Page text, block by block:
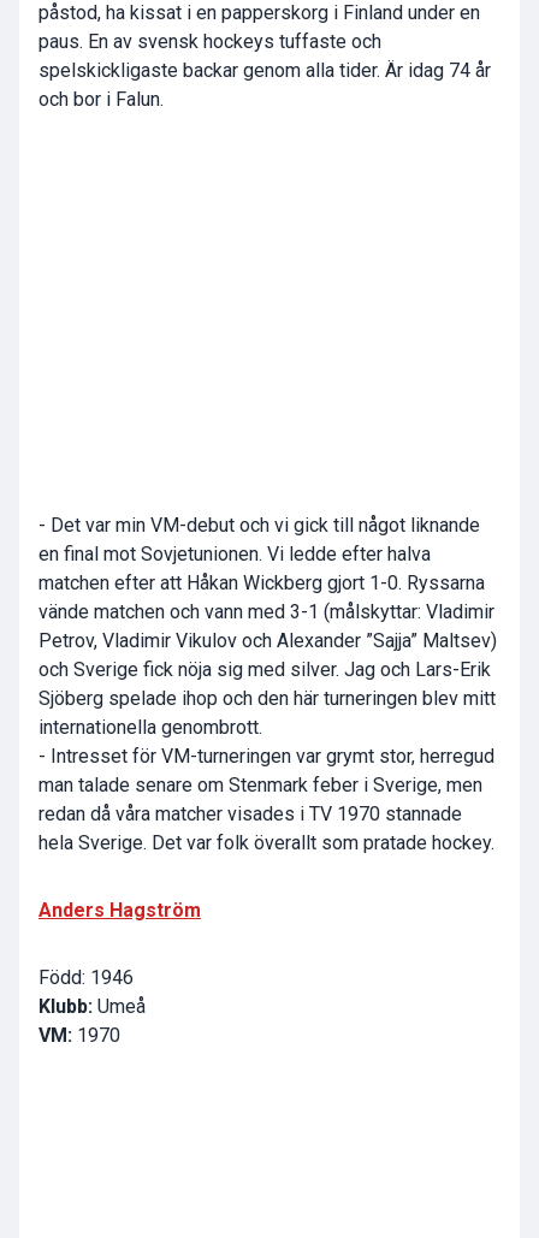
påstod, ha kissat i en papperskorg i Finland under en
paus. En av svensk hockeys tuffaste och
spelskickligaste backar genom alla tider. Är idag 74 år
och bor i Falun.
- Det var min VM-debut och vi gick till något liknande
en final mot Sovjetunionen. Vi ledde efter halva
matchen efter att Håkan Wickberg gjort 1-0. Ryssarna
vände matchen och vann med 3-1 (målskyttar: Vladimir
Petrov, Vladimir Vikulov och Alexander ”Sajja” Maltsev)
och Sverige fick nöja sig med silver. Jag och Lars-Erik
Sjöberg spelade ihop och den här turneringen blev mitt
internationella genombrott.
- Intresset för VM-turneringen var grymt stor, herregud
man talade senare om Stenmark feber i Sverige, men
redan då våra matcher visades i TV 1970 stannade
hela Sverige. Det var folk överallt som pratade hockey.
Anders Hagström
Född: 1946
Klubb: Umeå
VM: 1970